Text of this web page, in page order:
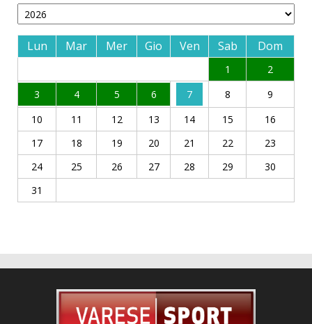
Lun Mar Mer Gio Ven Sab Dom
1
2
3
4 5 6 7 8
9
10
11 12 13 14 15
16
17
18 19 20 21 22
23
24
25 26 27 28 29
30
31